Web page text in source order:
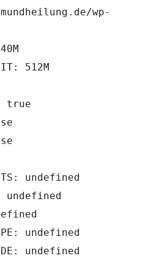
wp-
512M
true
undefined
undefined
undefined
undefined